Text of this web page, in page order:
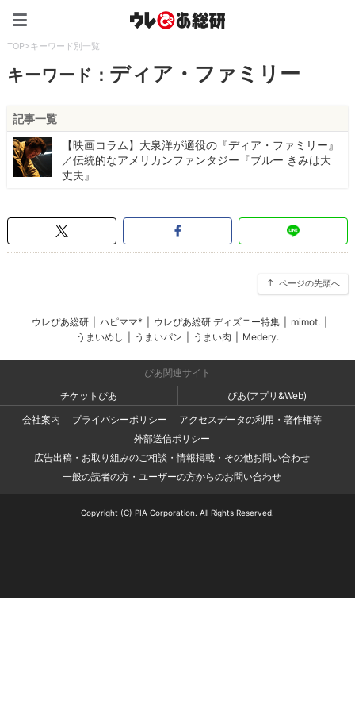
TOP>キーワード別一覧
キーワード： ディア・ファミリー
記事一覧
【映画コラム】大泉洋が適役の『ディア・ファミリー』
／伝統的なアメリカンファンタジー『ブルー きみは大
丈夫』
ページの先頭へ
ウレぴあ総研 ハピママ* ウレぴあ総研 ディズニー特集 mimot.
うまいめし
うまいパン うまい肉 Medery.
ぴあ関連サイト
チケットぴあ
ぴあ(アプリ&Web)
会社案内
プライバシーポリシー
アクセスデータの利用・著作権等
外部送信ポリシー
広告出稿・お取り組みのご相談・情報掲載・その他お問い合わせ
一般の読者の方・ユーザーの方からのお問い合わせ
Copyright (C) PIA Corporation. All Rights Reserved.